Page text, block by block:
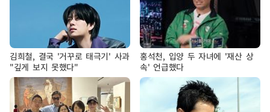
김희철, 결국 '거꾸로 태극기' 사과
"깊게 보지 못했다"
홍석천, 입양 두 자녀에 '재산 상
속' 언급했다